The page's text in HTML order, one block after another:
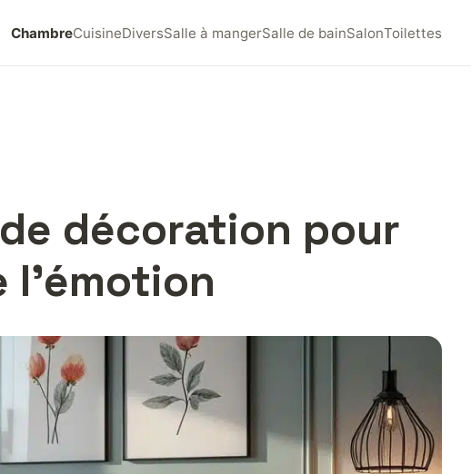
ChambreCuisineDiversSalle à mangerSalle de bainSalonToilettes
décoration pour